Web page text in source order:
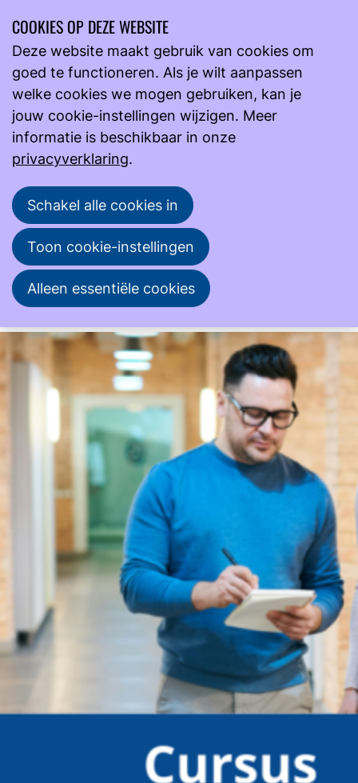
Onderwijs Over Cursus Stagebegeleiding
sep
2026
03nov
2026
10:00 - 16:30 NVML
Cursus Stagebegeleiding
Een geslaagde stage begint met goede
begeleiding!
COOKIES OP DEZE WEBSITE
Deze website maakt gebruik van cookies om
goed te functioneren. Als je wilt aanpassen
welke cookies we mogen gebruiken, kan je
jouw cookie-instellingen wijzigen. Meer
informatie is beschikbaar in onze
privacyverklaring.
Schakel alle cookies in
Toon cookie-instellingen
Alleen essentiële cookies